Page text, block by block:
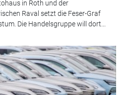
in Roth und der
Raval setzt die Feser-Graf
Die Handelsgruppe will dort...